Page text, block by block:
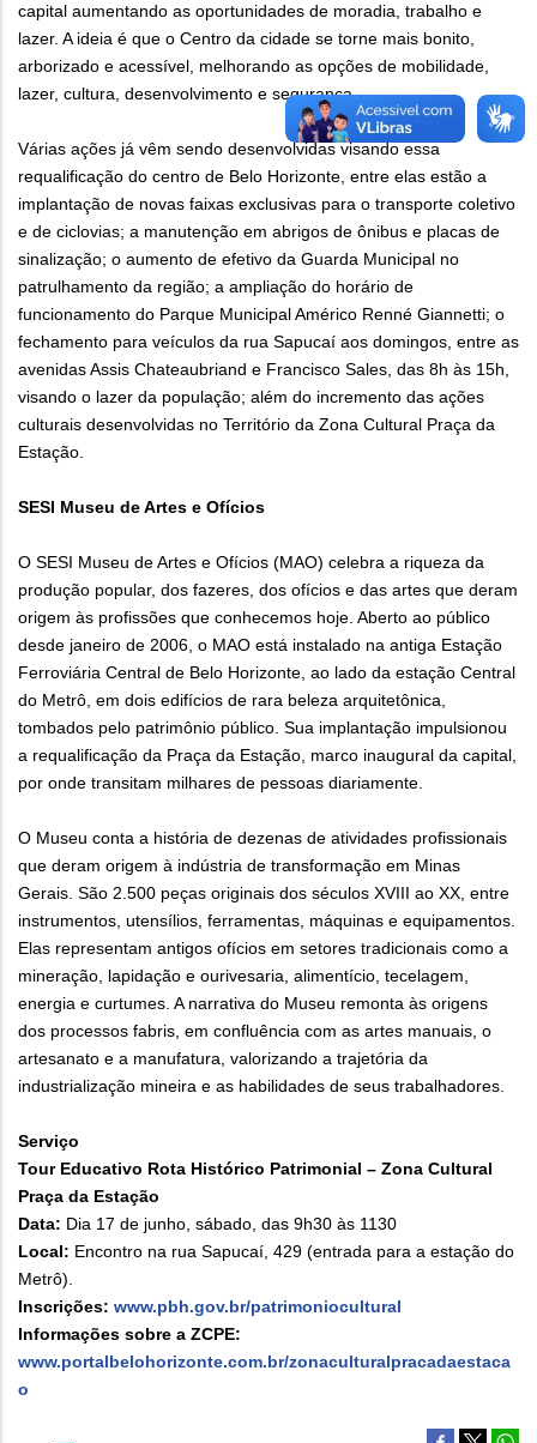
capital aumentando as oportunidades de moradia, trabalho e
lazer. A ideia é que o Centro da cidade se torne mais bonito,
arborizado e acessível, melhorando as opções de mobilidade,
lazer, cultura, desenvolvimento e segurança.
Várias ações já vêm sendo desenvolvidas visando essa
requalificação do centro de Belo Horizonte, entre elas estão a
implantação de novas faixas exclusivas para o transporte coletivo
e de ciclovias; a manutenção em abrigos de ônibus e placas de
sinalização; o aumento de efetivo da Guarda Municipal no
patrulhamento da região; a ampliação do horário de
funcionamento do Parque Municipal Américo Renné Giannetti; o
fechamento para veículos da rua Sapucaí aos domingos, entre as
avenidas Assis Chateaubriand e Francisco Sales, das 8h às 15h,
visando o lazer da população; além do incremento das ações
culturais desenvolvidas no Território da Zona Cultural Praça da
Estação.
SESI Museu de Artes e Ofícios
O SESI Museu de Artes e Ofícios (MAO) celebra a riqueza da
produção popular, dos fazeres, dos ofícios e das artes que deram
origem às profissões que conhecemos hoje. Aberto ao público
desde janeiro de 2006, o MAO está instalado na antiga Estação
Ferroviária Central de Belo Horizonte, ao lado da estação Central
do Metrô, em dois edifícios de rara beleza arquitetônica,
tombados pelo patrimônio público. Sua implantação impulsionou
a requalificação da Praça da Estação, marco inaugural da capital,
por onde transitam milhares de pessoas diariamente.
O Museu conta a história de dezenas de atividades profissionais
que deram origem à indústria de transformação em Minas
Gerais. São 2.500 peças originais dos séculos XVIII ao XX, entre
instrumentos, utensílios, ferramentas, máquinas e equipamentos.
Elas representam antigos ofícios em setores tradicionais como a
mineração, lapidação e ourivesaria, alimentício, tecelagem,
energia e curtumes. A narrativa do Museu remonta às origens
dos processos fabris, em confluência com as artes manuais, o
artesanato e a manufatura, valorizando a trajetória da
industrialização mineira e as habilidades de seus trabalhadores.
Serviço
Tour Educativo Rota Histórico Patrimonial – Zona Cultural
Praça da Estação
Data: Dia 17 de junho, sábado, das 9h30 às 1130
Local: Encontro na rua Sapucaí, 429 (entrada para a estação do
Metrô).
Inscrições: www.pbh.gov.br/patrimoniocultural
Informações sobre a ZCPE:
www.portalbelohorizonte.com.br/zonaculturalpracadaestaca
o